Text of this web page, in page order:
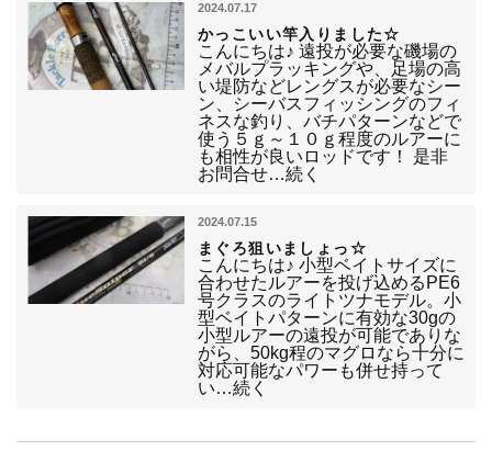
2024.07.17
かっこいい竿入りました☆
こんにちは♪ 遠投が必要な磯場の
メバルプラッキングや、足場の高
い堤防などレングスが必要なシー
ン、シーバスフィッシングのフィ
ネスな釣り、バチパターンなどで
使う５ｇ～１０ｇ程度のルアーに
も相性が良いロッドです！ 是非
お問合せ…続く
2024.07.15
まぐろ狙いましょっ☆
こんにちは♪ 小型ベイトサイズに
合わせたルアーを投げ込めるPE6
号クラスのライトツナモデル。小
型ベイトパターンに有効な30gの
小型ルアーの遠投が可能でありな
がら、50kg程のマグロなら十分に
対応可能なパワーも併せ持って
い…続く